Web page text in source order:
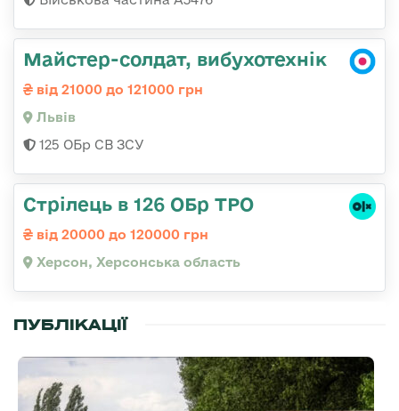
Майстер-солдат, вибухотехнік
від 21000 до 121000 грн
Львів
125 ОБр СВ ЗСУ
Стрілець в 126 ОБр ТРО
від 20000 до 120000 грн
Херсон, Херсонська область
ПУБЛІКАЦІЇ